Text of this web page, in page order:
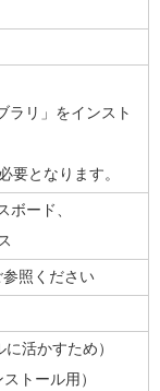
ラリ」をインスト
要となります。
ボード、
参照ください
活かすため）
トール用）